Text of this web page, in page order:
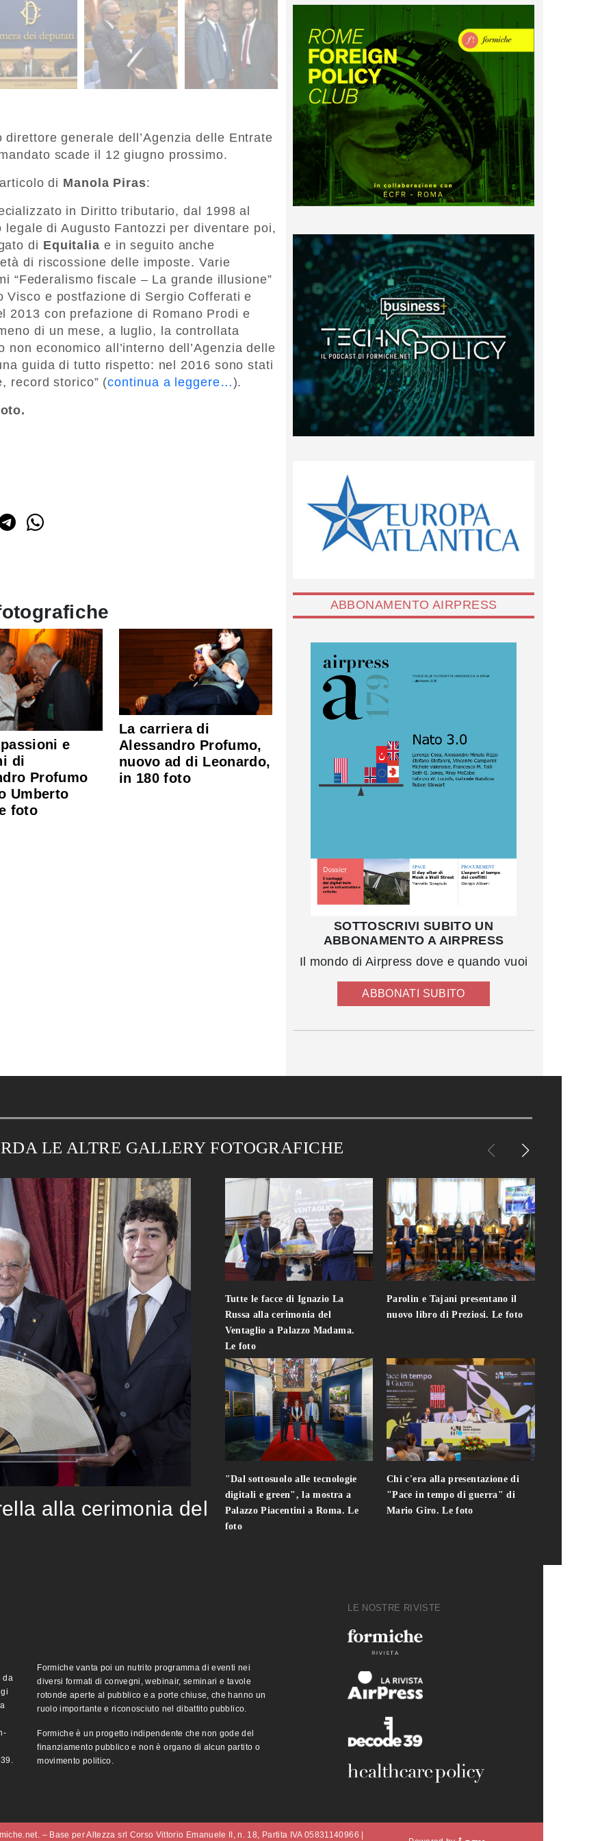
generale dell’Agenzia delle Entrate
scade il 12 giugno prossimo.
di Manola Piras:
in Diritto tributario, dal 1998 al
di Augusto Fantozzi per diventare poi,
di Equitalia e in seguito anche
di riscossione delle imposte. Varie
“Federalismo fiscale – La grande illusione”
Visco e postfazione di Sergio Cofferati e
2013 con prefazione di Romano Prodi e
di un mese, a luglio, la controllata
economico all’interno dell’Agenzia delle
guida di tutto rispetto: nel 2016 sono stati
record storico” (continua a leggere…).
e
di
Profumo
Umberto
foto
La carriera di
Alessandro Profumo,
nuovo ad di Leonardo,
in 180 foto
ABBONAMENTO AIRPRESS
SOTTOSCRIVI SUBITO UN
ABBONAMENTO A AIRPRESS
Il mondo di Airpress dove e quando vuoi
ABBONATI SUBITO
LE ALTRE GALLERY FOTOGRAFICHE
alla cerimonia del
Tutte le facce di Ignazio La
Russa alla cerimonia del
Ventaglio a Palazzo Madama.
Le foto
"Dal sottosuolo alle tecnologie
digitali e green", la mostra a
Palazzo Piacentini a Roma. Le
foto
Parolin e Tajani presentano il
nuovo libro di Preziosi. Le foto
Chi c'era alla presentazione di
"Pace in tempo di guerra" di
Mario Giro. Le foto
da
Formiche vanta poi un nutrito programma di eventi nei
diversi formati di convegni, webinair, seminari e tavole
rotonde aperte al pubblico e a porte chiuse, che hanno un
ruolo importante e riconosciuto nel dibattito pubblico.
Formiche è un progetto indipendente che non gode del
finanziamento pubblico e non è organo di alcun partito o
movimento politico.
LE NOSTRE RIVISTE
– Base per Altezza srl Corso Vittorio Emanuele II, n. 18, Partita IVA 05831140966 |